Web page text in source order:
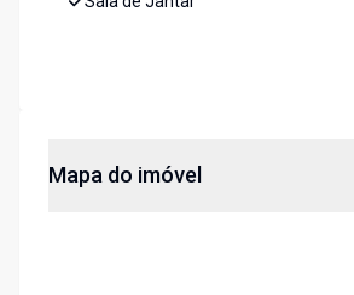
Mapa do imóvel